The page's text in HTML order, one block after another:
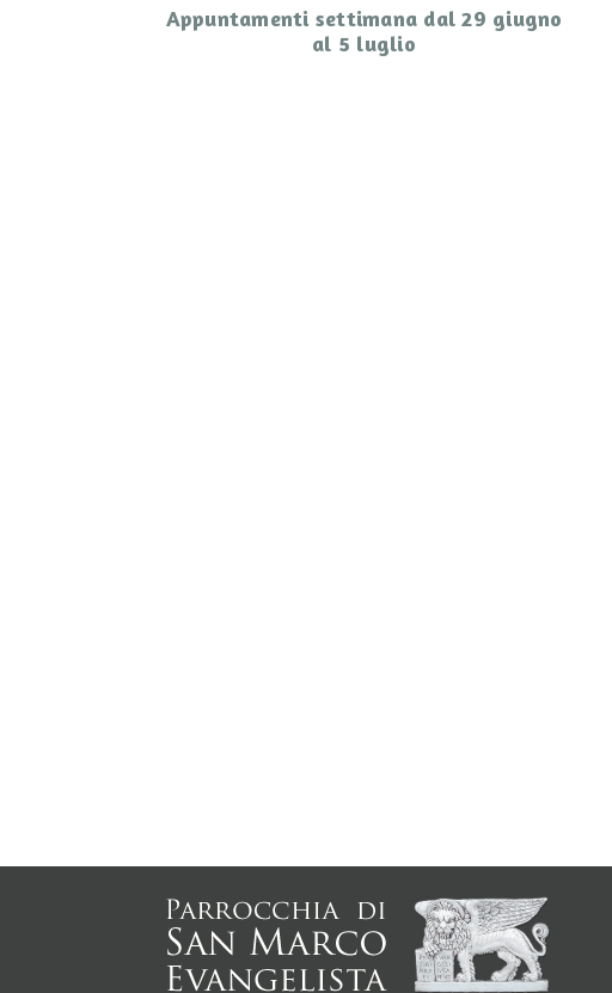
Appuntamenti settimana dal 29 giugno
al 5 luglio